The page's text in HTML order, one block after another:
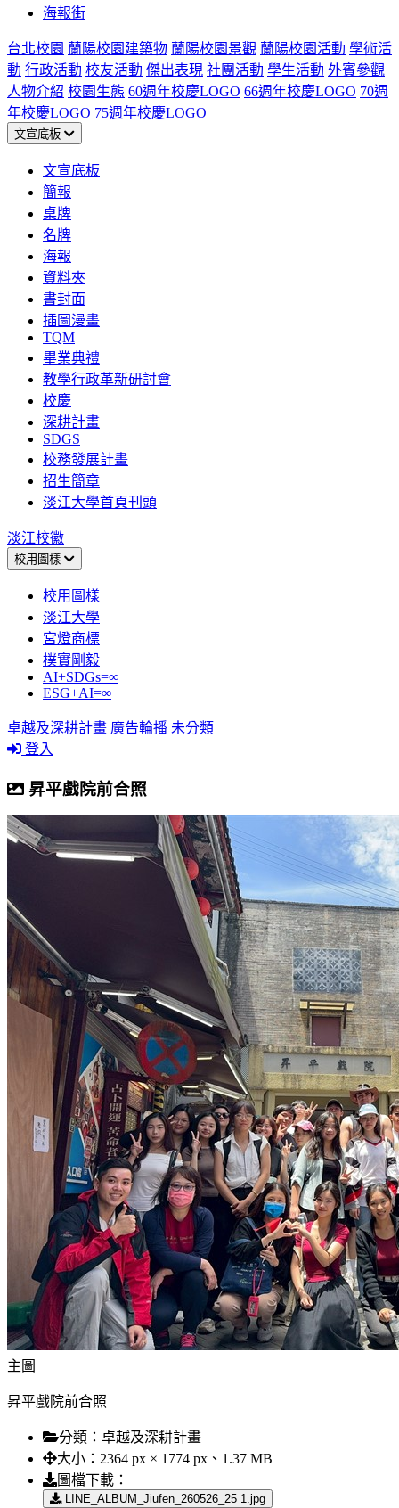
海報街
台北校園 蘭陽校園建築物 蘭陽校園景觀 蘭陽校園活動 學術活
動 行政活動 校友活動 傑出表現 社團活動 學生活動 外賓參觀
人物介紹 校園生態 60週年校慶LOGO 66週年校慶LOGO 70週
年校慶LOGO 75週年校慶LOGO
文宣底板
文宣底板
簡報
桌牌
名牌
海報
資料夾
書封面
插圖漫畫
TQM
畢業典禮
教學行政革新研討會
校慶
深耕計畫
SDGS
校務發展計畫
招生簡章
淡江大學首頁刊頭
淡江校徽
校用圖樣
校用圖樣
淡江大學
宮燈商標
樸實剛毅
AI+SDGs=∞
ESG+AI=∞
卓越及深耕計畫 廣告輪播 未分類
登入
昇平戲院前合照
主圖
昇平戲院前合照
分類： 卓越及深耕計畫
大小： 2364 px × 1774 px、1.37 MB
圖檔下載：
LINE_ALBUM_Jiufen_260526_25 1.jpg